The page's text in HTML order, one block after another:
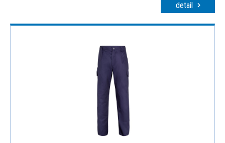
detail